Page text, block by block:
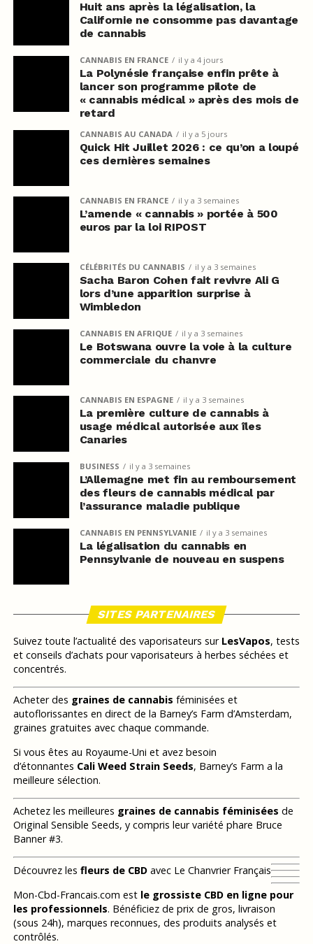
Huit ans après la légalisation, la
Californie ne consomme pas davantage
de cannabis
CANNABIS EN FRANCE il y a 4 jours
La Polynésie française enfin prête à
lancer son programme pilote de
« cannabis médical » après des mois de
retard
CANNABIS AU CANADA il y a 5 jours
Quick Hit Juillet 2026 : ce qu’on a loupé
ces dernières semaines
CANNABIS EN FRANCE il y a 3 semaines
L’amende « cannabis » portée à 500
euros par la loi RIPOST
CÉLÉBRITÉS DU CANNABIS il y a 3 semaines
Sacha Baron Cohen fait revivre Ali G
lors d’une apparition surprise à
Wimbledon
CANNABIS EN AFRIQUE il y a 3 semaines
Le Botswana ouvre la voie à la culture
commerciale du chanvre
CANNABIS EN ESPAGNE il y a 3 semaines
La première culture de cannabis à
usage médical autorisée aux îles
Canaries
BUSINESS il y a 3 semaines
L’Allemagne met fin au remboursement
des fleurs de cannabis médical par
l’assurance maladie publique
CANNABIS EN PENNSYLVANIE il y a 3 semaines
La légalisation du cannabis en
Pennsylvanie de nouveau en suspens
SITES PARTENAIRES
Suivez toute l’actualité des vaporisateurs sur LesVapos, tests
et conseils d’achats pour vaporisateurs à herbes séchées et
concentrés.
Acheter des graines de cannabis féminisées et
autoflorissantes en direct de la Barney’s Farm d’Amsterdam,
graines gratuites avec chaque commande.
Si vous êtes au Royaume-Uni et avez besoin
d’étonnantes Cali Weed Strain Seeds, Barney’s Farm a la
meilleure sélection.
Achetez les meilleures graines de cannabis féminisées de
Original Sensible Seeds, y compris leur variété phare Bruce
Banner #3.
Découvrez les fleurs de CBDavec Le Chanvrier Français
Mon-Cbd-Francais.com est le grossiste CBD en ligne pour
les professionnels. Bénéficiez de prix de gros, livraison
(sous 24h), marques reconnues, des produits analysés et
contrôlés.